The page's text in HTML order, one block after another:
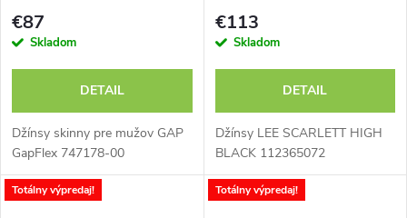
€87
Skladom
DETAIL
Džínsy skinny pre mužov GAP
GapFlex 747178-00
€113
Skladom
DETAIL
Džínsy LEE SCARLETT HIGH
BLACK 112365072
Totálny výpredaj! Totálny výpredaj!